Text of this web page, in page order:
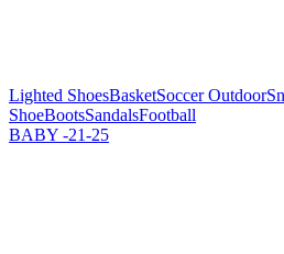
Lighted ShoesBasketSoccer Outdoor
ShoeBootsSandalsFootball
BABY -21-25